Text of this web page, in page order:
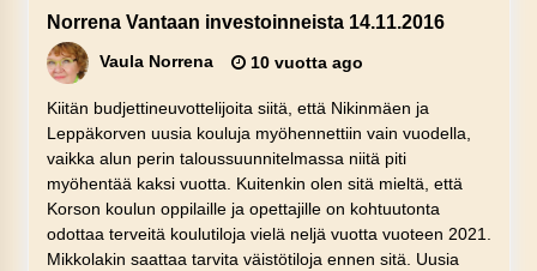
Norrena Vantaan investoinneista 14.11.2016
Vaula Norrena 10 vuotta ago
Kiitän budjettineuvottelijoita siitä, että Nikinmäen ja
Leppäkorven uusia kouluja myöhennettiin vain vuodella,
vaikka alun perin taloussuunnitelmassa niitä piti
myöhentää kaksi vuotta. Kuitenkin olen sitä mieltä, että
Korson koulun oppilaille ja opettajille on kohtuutonta
odottaa terveitä koulutiloja vielä neljä vuotta vuoteen 2021.
Mikkolakin saattaa tarvita väistötiloja ennen sitä. Uusia